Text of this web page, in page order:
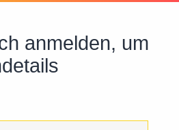
anmelden, um